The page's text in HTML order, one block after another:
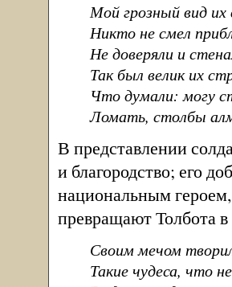
Мой грозный вид
Никто не смел
Не доверяли и
Так был велик их
Что думали: могу
Ломать, столбы
В представлении
и благородство; его
национальным
превращают Толбота в
Своим мечом
Такие чудеса, что